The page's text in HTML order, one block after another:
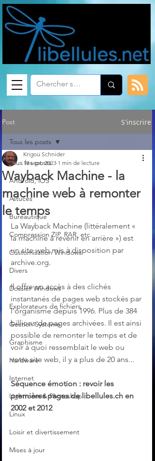
Post S'inscrire
Tous les posts
Android, iOS
Astuces
Bureautique
Compression ZIP, RAR, etc.
Customisation Windows
Divers
Dossier Windows
Explorateurs de fichiers
Gestion Système
Graphisme
Hardware
Internet
Lightroom & Photoshop
Linux
Loisir et divertissement
Mises à jour
Tous les posts
Wayback Machine - la
machine web à remonter
le temps
Krigou Schnider
19 sept. 2023 1 min de lecture
La Wayback Machine (littéralement «
la machine à revenir en arrière ») est
un site web mis à disposition par
archive.org.
Il offre un accès à des clichés
instantanés de pages web stockés par
l'organisme depuis 1996. Plus de 384
billions de pages archivées. Il est ainsi
possible de remonter le temps et de
voir à quoi ressemblait le web ou
votre site web, il y a plus de 20 ans...
Séquence émotion : revoir les
premières pages de libellules.ch en
2002 et 2012